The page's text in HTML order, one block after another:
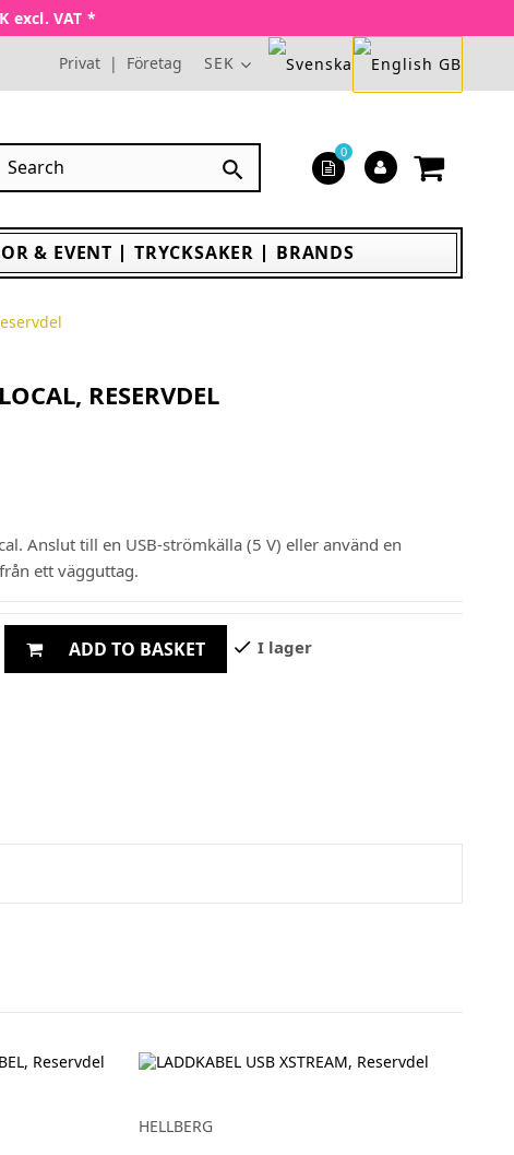
excl. VAT *
Privat | Företag SEK

0
& EVENT TRYCKSAKER BRANDS
RESERVDEL
Anslut till en USB-strömkälla (5 V) eller använd en
ett vägguttag.
ADD TO BASKET check I lager
HELLBERG